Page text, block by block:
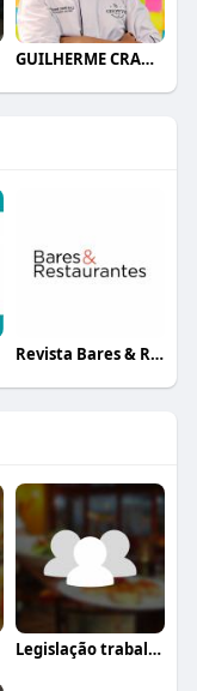
GUILHERME CRAMER BALLE
Revista Bares & Restaurantes
Legislação trabalhista